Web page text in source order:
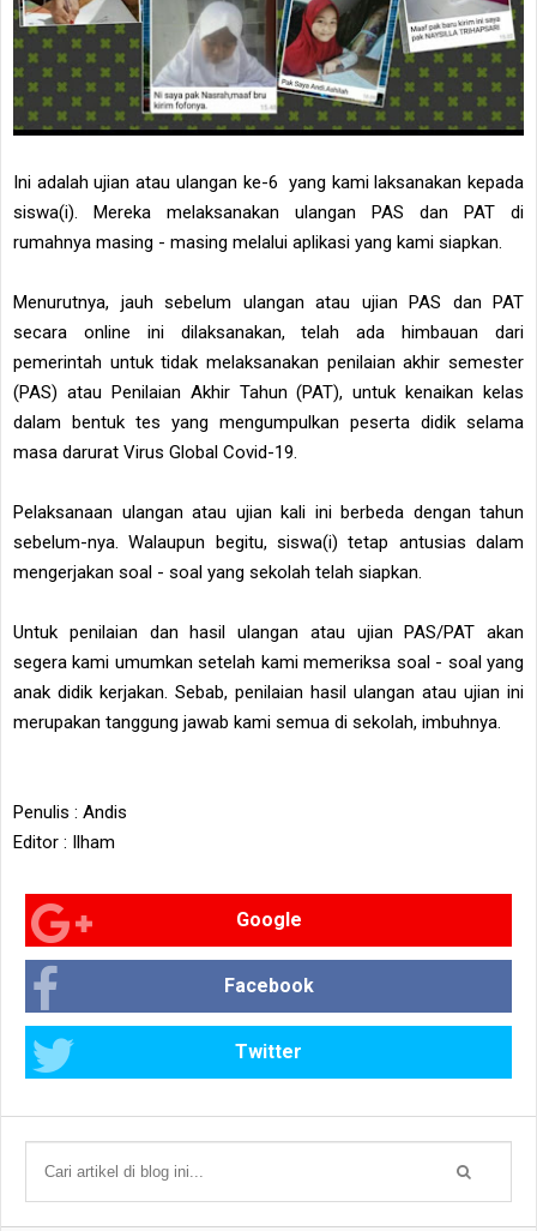
Ini adalah ujian atau ulangan ke-6 yang kami laksanakan kepada
siswa(i). Mereka melaksanakan ulangan PAS dan PAT di
rumahnya masing - masing melalui aplikasi yang kami siapkan.
Menurutnya, jauh sebelum ulangan atau ujian PAS dan PAT
secara online ini dilaksanakan, telah ada himbauan dari
pemerintah untuk tidak melaksanakan penilaian akhir semester
(PAS) atau Penilaian Akhir Tahun (PAT), untuk kenaikan kelas
dalam bentuk tes yang mengumpulkan peserta didik selama
masa darurat Virus Global Covid-19.
Pelaksanaan ulangan atau ujian kali ini berbeda dengan tahun
sebelum-nya. Walaupun begitu, siswa(i) tetap antusias dalam
mengerjakan soal - soal yang sekolah telah siapkan.
Untuk penilaian dan hasil ulangan atau ujian PAS/PAT akan
segera kami umumkan setelah kami memeriksa soal - soal yang
anak didik kerjakan. Sebab, penilaian hasil ulangan atau ujian ini
merupakan tanggung jawab kami semua di sekolah, imbuhnya.
Penulis : Andis
Editor : Ilham
Google
Facebook
Twitter